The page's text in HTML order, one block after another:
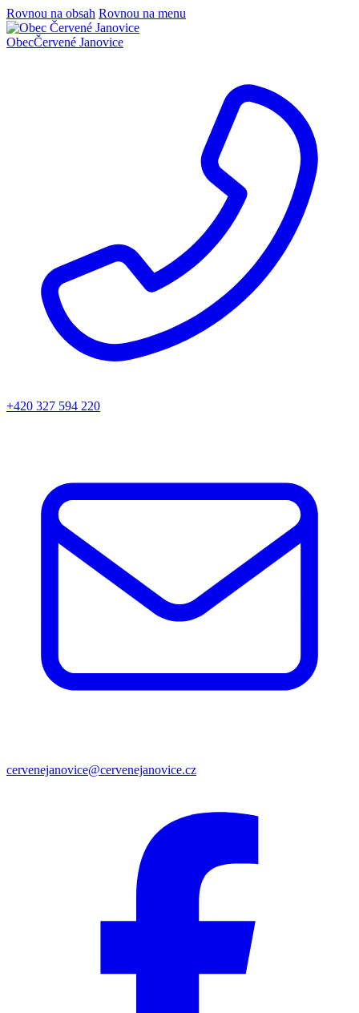
Rovnou na obsah Rovnou na menu
ObecČervené Janovice
+420 327 594 220
cervenejanovice@cervenejanovice.cz